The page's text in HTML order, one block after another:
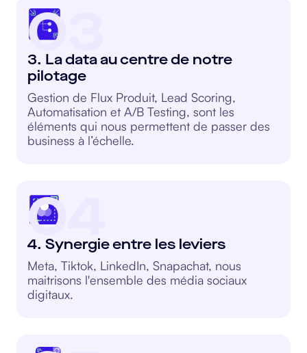
3. La data au centre de notre
pilotage
Gestion de Flux Produit, Lead Scoring,
Automatisation et A/B Testing, sont les
éléments qui nous permettent de passer des
business à l’échelle.
03
4. Synergie entre les leviers
Meta, Tiktok, LinkedIn, Snapachat, nous
maitrisons l'ensemble des média sociaux
digitaux.
04